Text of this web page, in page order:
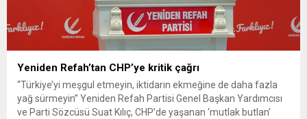
Yeniden Refah’tan CHP’ye kritik çağrı
“Türkiye’yi meşgul etmeyin, iktidarın ekmeğine de daha fazla
yağ sürmeyin” Yeniden Refah Partisi Genel Başkan Yardımcısı
ve Parti Sözcüsü Suat Kılıç, CHP’de yaşanan ‘mutlak butlan’